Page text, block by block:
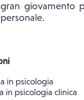
giovamento
in psicologia
in psicologia clinica